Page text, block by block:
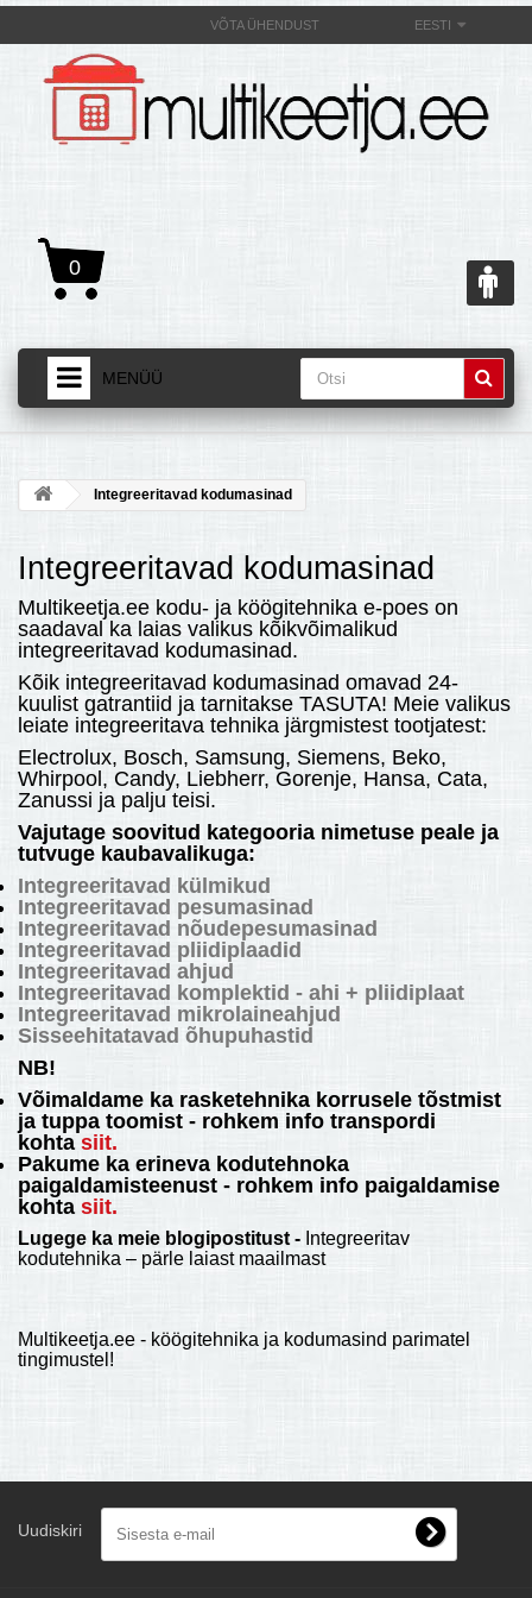
EESTI
VÕTA ÜHENDUST
0
MENÜÜ
TOOTED
MULTIKEETJA.EE OSTUABI
KONTAKTID JA REKVISIIDID
BOONUSPROGRAMM
+
TÕUKERATAD
Integreeritavad kodumasinad
Integreeritavad kodumasinad
Multikeetja.ee kodu- ja köögitehnika e-poes on
saadaval ka laias valikus kõikvõimalikud
integreeritavad kodumasinad.
Kõik integreeritavad kodumasinad omavad 24-
kuulist gatrantiid ja tarnitakse TASUTA! Meie valikus
leiate integreeritava tehnika järgmistest tootjatest:
Electrolux, Bosch, Samsung, Siemens, Beko,
Whirpool, Candy, Liebherr, Gorenje, Hansa, Cata,
Zanussi ja palju teisi.
Vajutage soovitud kategooria nimetuse peale ja
tutvuge kaubavalikuga:
Integreeritavad külmikud
Integreeritavad pesumasinad
Integreeritavad nõudepesumasinad
Integreeritavad pliidiplaadid
Integreeritavad ahjud
Integreeritavad komplektid - ahi + pliidiplaat
Integreeritavad mikrolaineahjud
Sisseehitatavad õhupuhastid
NB!
Võimaldame ka rasketehnika korrusele tõstmist
ja tuppa toomist - rohkem info transpordi
kohta siit.
Pakume ka erineva kodutehnoka
paigaldamisteenust - rohkem info paigaldamise
kohta siit.
Lugege ka meie blogipostitust - Integreeritav
kodutehnika – pärle laiast maailmast
Multikeetja.ee - köögitehnika ja kodumasind parimatel
tingimustel!
Uudiskiri